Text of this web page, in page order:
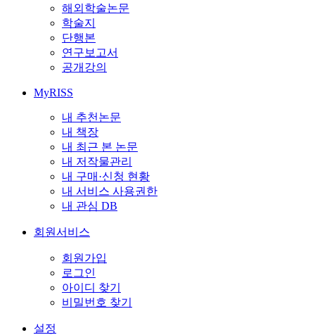
해외학술논문
학술지
단행본
연구보고서
공개강의
MyRISS
내 추천논문
내 책장
내 최근 본 논문
내 저작물관리
내 구매·신청 현황
내 서비스 사용권한
내 관심 DB
회원서비스
회원가입
로그인
아이디 찾기
비밀번호 찾기
설정